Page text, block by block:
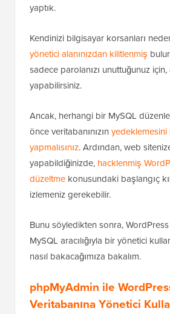
yaptık.
Kendinizi bilgisayar korsanları
yönetici alanınızdan kilitlenmiş
sadece parolanızı unuttuğunuz için,
yapabilirsiniz.
Ancak, herhangi bir MySQL
önce veritabanınızın yedeklemesini
yapmalısınız. Ardından, web
yapabildiğinizde, hacklenmiş
düzeltme konusundaki başlangıç
izlemeniz gerekebilir.
Bunu söyledikten sonra,
MySQL aracılığıyla bir yönetici
nasıl bakacağımıza bakalım.
phpMyAdmin ile
Veritabanına Yönetici